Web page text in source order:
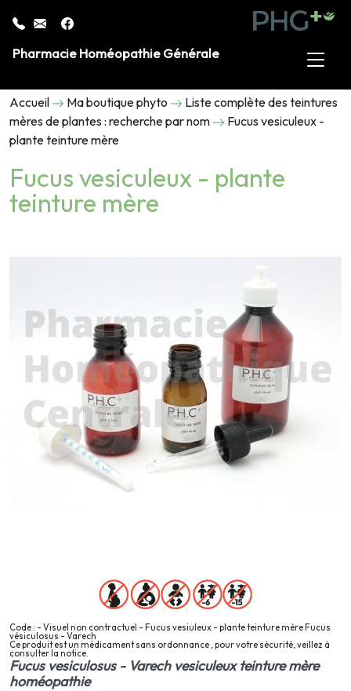
Pharmacie Homéopathie Générale
Accueil Ma boutique phyto
Liste complète des teintures
mères de plantes : recherche par nom
Fucus vesiculeux -
plante teinture mère
Fucus vesiculeux - plante
teinture mère
Code : - Visuel non contractuel - Fucus vesiuleux - plante teinture mère Fucus
vésiculosus - Varech
Ce produit est un médicament sans ordonnance , pour votre sécurité, veillez à
consulter la notice.
Fucus vesiculosus - Varech vesiculeux teinture mère
homéopathie